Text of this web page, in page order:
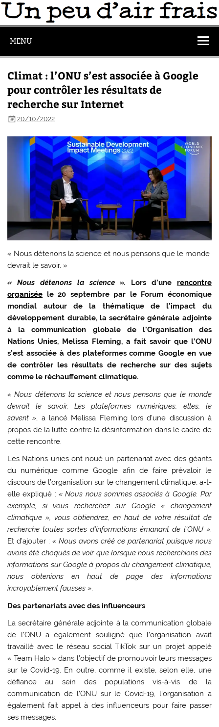
MENU
Climat : l’ONU s’est associée à Google
pour contrôler les résultats de
recherche sur Internet
20/10/2022
« Nous détenons la science et nous pensons que le monde
devrait le savoir. »
« Nous détenons la science ».
Lors d’une rencontre
organisée le 20 septembre par le Forum économique
mondial autour de la thématique de l’impact du
développement durable, la secrétaire générale adjointe
à la communication globale de l’Organisation des
Nations Unies, Melissa Fleming, a fait savoir que l’ONU
s’est associée à des plateformes comme Google en vue
de contrôler les résultats de recherche sur des sujets
comme le réchauffement climatique.
« Nous détenons la science et nous pensons que le monde
devrait le savoir. Les plateformes numériques, elles, le
savent », a lancé Melissa Fleming lors d’une discussion à
propos de la lutte contre la désinformation dans le cadre de
cette rencontre.
Les Nations unies ont noué un partenariat avec des géants
du numérique comme Google afin de faire prévaloir le
discours de l’organisation sur le changement climatique, a-t-
elle expliqué : « Nous nous sommes associés à Google. Par
exemple, si vous recherchez sur Google « changement
climatique », vous obtiendrez, en haut de votre résultat de
recherche toutes sortes d’informations émanant de l’ONU ».
Et d’ajouter :« Nous avons créé ce partenariat puisque nous
avons été choqués de voir que lorsque nous recherchions des
informations sur Google à propos du changement climatique,
nous obtenions en haut de page des informations
incroyablement fausses ».
Des partenariats avec des influenceurs
La secrétaire générale adjointe à la communication globale
de l’ONU a également souligné que l’organisation avait
travaillé avec le réseau social TikTok sur un projet appelé
« Team Halo » dans l’objectif de promouvoir leurs messages
sur le Covid-19. En outre, comme il existe, selon elle, une
défiance au sein des populations vis-à-vis de la
communication de l’ONU sur le Covid-19, l’organisation a
également fait appel à des influenceurs pour faire passer
ses messages.